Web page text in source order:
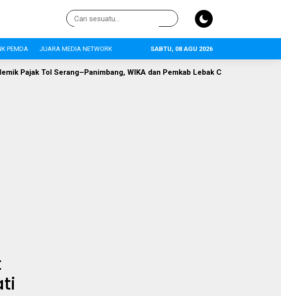
PEMDA JUARA MEDIA NETWORK SABTU, 08 AGU 2026
WIKA dan Pemkab Lebak Capai Titik Temu